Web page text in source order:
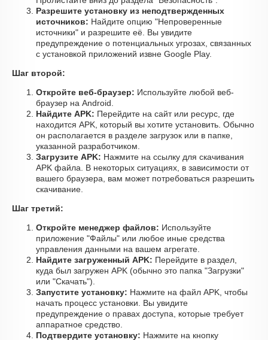
Разрешите установку из неподтвержденных
источников: Найдите опцию "Непроверенные
источники" и разрешите её. Вы увидите
предупреждение о потенциальных угрозах, связанных
с установкой приложений извне Google Play.
Шаг второй:
Откройте веб-браузер: Используйте любой веб-
браузер на Android.
Найдите APK: Перейдите на сайт или ресурс, где
находится APK, который вы хотите установить. Обычно
он располагается в разделе загрузок или в папке,
указанной разработчиком.
Загрузите APK: Нажмите на ссылку для скачивания
APK файла. В некоторых ситуациях, в зависимости от
вашего браузера, вам может потребоваться разрешить
скачивание.
Шаг третий:
Откройте менеджер файлов: Используйте
приложение "Файлы" или любое иные средства
управления данными на вашем агрегате.
Найдите загруженный APK: Перейдите в раздел,
куда был загружен APK (обычно это папка "Загрузки"
или "Скачать").
Запустите установку: Нажмите на файл APK, чтобы
начать процесс установки. Вы увидите
предупреждение о правах доступа, которые требует
аппаратное средство.
Подтвердите установку: Нажмите на кнопку